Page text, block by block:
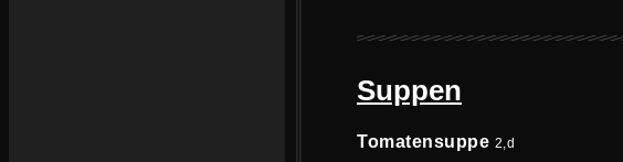
Suppen
Tomatensuppe 2,d